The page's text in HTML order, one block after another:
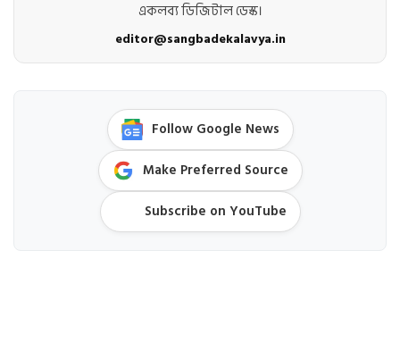
একলব্য ডিজিটাল ডেস্ক।
editor@sangbadekalavya.in
Follow Google News
Make Preferred Source
Subscribe on YouTube